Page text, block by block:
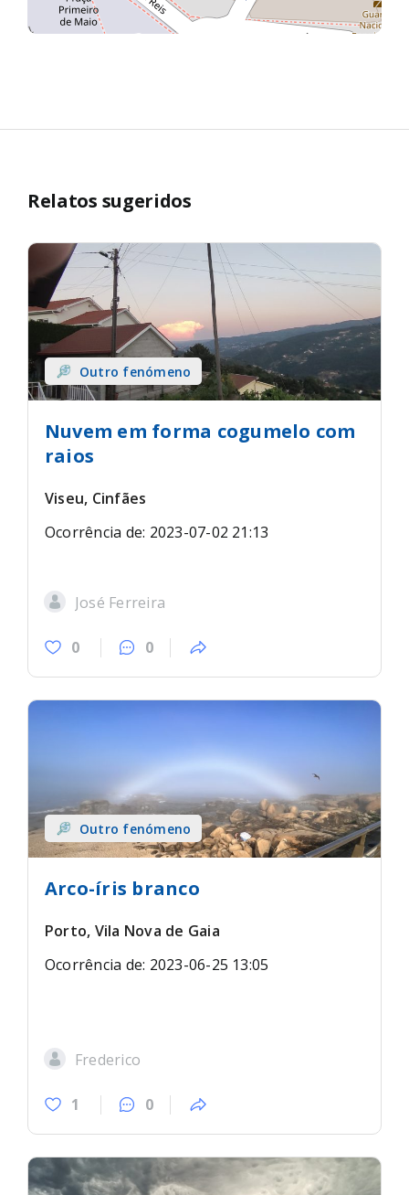
Relatos sugeridos
Outro fenómeno
Nuvem em forma cogumelo com
raios
Viseu, Cinfães
Ocorrência de: 2023-07-02 21:13
José Ferreira
0 0
Outro fenómeno
Arco-íris branco
Porto, Vila Nova de Gaia
Ocorrência de: 2023-06-25 13:05
Frederico
1 0